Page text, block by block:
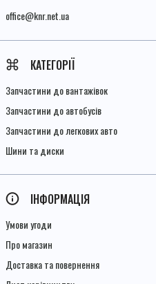
office@knr.net.ua
КАТЕГОРІЇ
Запчастини до вантажівок
Запчастини до автобусів
Запчастини до легкових авто
Шини та диски
ІНФОРМАЦІЯ
Умови угоди
Про магазин
Доставка та повернення